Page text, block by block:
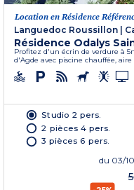
Location en Résidence
Languedoc Roussillon |
Résidence Odalys
Profitez d'un écrin de verdure à
d'Agde avec piscine chauffée,
Studio 2 pers.
2 pièces 4 pers.
3 pièces 6 pers.
du 03/